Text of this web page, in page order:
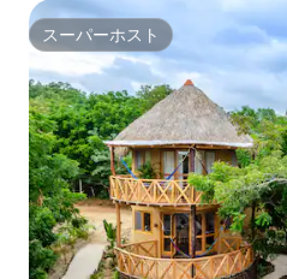
スーパーホスト
スーパーホスト